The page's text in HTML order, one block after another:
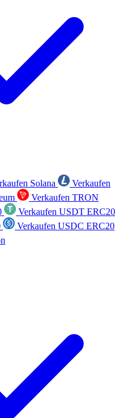
Solana
Verkaufen
Verkaufen TRON
Verkaufen USDT ERC20
Verkaufen USDC ERC20